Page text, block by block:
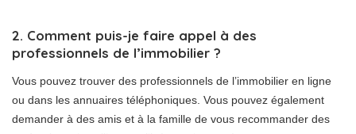
2. Comment puis-je faire appel à des
professionnels de l’immobilier ?
Vous pouvez trouver des professionnels de l’immobilier en ligne
ou dans les annuaires téléphoniques. Vous pouvez également
demander à des amis et à la famille de vous recommander des